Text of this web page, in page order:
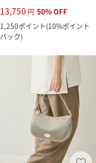
13,750 円 50%OFF
1,250ポイント(10%ポイント
バック)